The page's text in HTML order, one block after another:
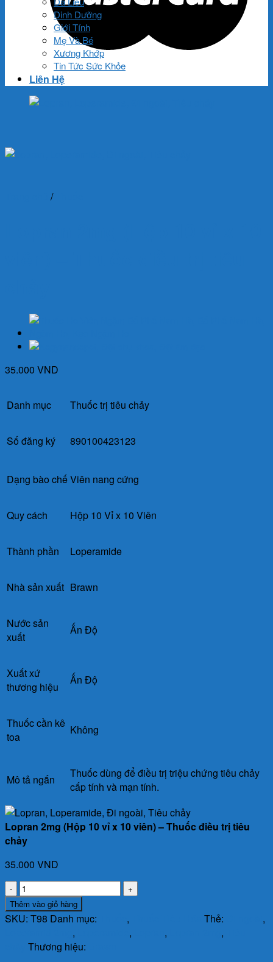
Dinh Dưỡng
Giới Tính
Mẹ Và Bé
Xương Khớp
Tin Tức Sức Khỏe
Liên Hệ
/
35.000 VND
Danh mục Thuốc trị tiêu chảy
Số đăng ký 890100423123
Dạng bào chếViên nang cứng
Quy cách Hộp 10 Vỉ x 10 Viên
Thành phần Loperamide
Nhà sản xuất Brawn
Nước sản
xuất
Ấn Độ
Xuất xứ
thương hiệu
Ấn Độ
Thuốc cần kê
toa
Không
Mô tả ngắn
Thuốc dùng để điều trị triệu chứng tiêu chảy
cấp tính và mạn tính.
Lopran 2mg (Hộp 10 vỉ x 10 viên) – Thuốc điều trị tiêu
chảy
35.000 VND
Lopran
2mg
(Hộp
Thêm vào giỏ hàng
SKU: T98 Danh mục: , Thẻ:
,
, , , ,
Thương hiệu: